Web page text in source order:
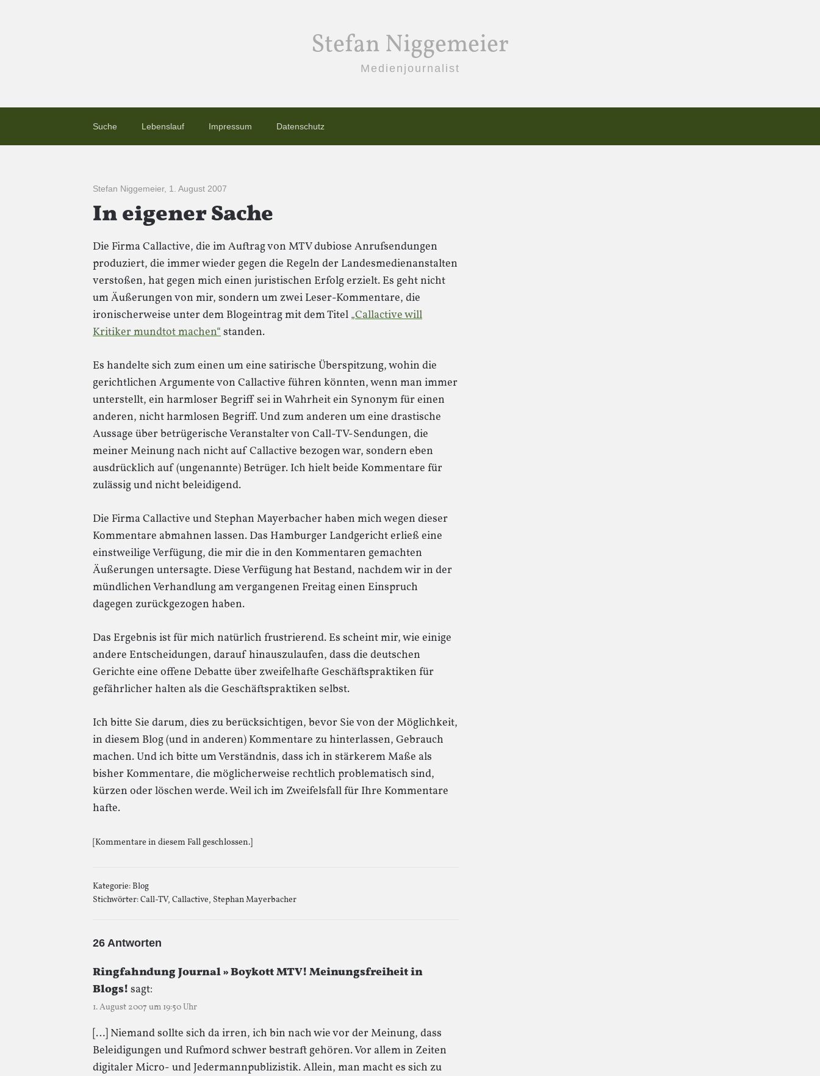
Stefan Niggemeier
Medienjournalist
Suche Lebenslauf Impressum Datenschutz
Stefan Niggemeier, 1. August 2007
In eigener Sache
Die Firma Callactive, die im Auftrag von MTV dubiose Anrufsendungen
produziert, die immer wieder gegen die Regeln der Landesmedienanstalten
verstoßen, hat gegen mich einen juristischen Erfolg erzielt. Es geht nicht
um Äußerungen von mir, sondern um zwei Leser-Kommentare, die
ironischerweise unter dem Blogeintrag mit dem Titel „Callactive will
Kritiker mundtot machen“standen.
Es handelte sich zum einen um eine satirische Überspitzung, wohin die
gerichtlichen Argumente von Callactive führen könnten, wenn man immer
unterstellt, ein harmloser Begriff sei in Wahrheit ein Synonym für einen
anderen, nicht harmlosen Begriff. Und zum anderen um eine drastische
Aussage über betrügerische Veranstalter von Call-TV-Sendungen, die
meiner Meinung nach nicht auf Callactive bezogen war, sondern eben
ausdrücklich auf (ungenannte) Betrüger. Ich hielt beide Kommentare für
zulässig und nicht beleidigend.
Die Firma Callactive und Stephan Mayerbacher haben mich wegen dieser
Kommentare abmahnen lassen. Das Hamburger Landgericht erließ eine
einstweilige Verfügung, die mir die in den Kommentaren gemachten
Äußerungen untersagte. Diese Verfügung hat Bestand, nachdem wir in der
mündlichen Verhandlung am vergangenen Freitag einen Einspruch
dagegen zurückgezogen haben.
Das Ergebnis ist für mich natürlich frustrierend. Es scheint mir, wie einige
andere Entscheidungen, darauf hinauszulaufen, dass die deutschen
Gerichte eine offene Debatte über zweifelhafte Geschäftspraktiken für
gefährlicher halten als die Geschäftspraktiken selbst.
Ich bitte Sie darum, dies zu berücksichtigen, bevor Sie von der Möglichkeit,
in diesem Blog (und in anderen) Kommentare zu hinterlassen, Gebrauch
machen. Und ich bitte um Verständnis, dass ich in stärkerem Maße als
bisher Kommentare, die möglicherweise rechtlich problematisch sind,
kürzen oder löschen werde. Weil ich im Zweifelsfall für Ihre Kommentare
hafte.
[Kommentare in diesem Fall geschlossen.]
Kategorie:Blog
Stichwörter:Call-TV, Callactive, Stephan Mayerbacher
26 Antworten
Ringfahndung Journal » Boykott MTV! Meinungsfreiheit in
Blogs! sagt:
1. August 2007 um 19:50 Uhr
[…] Niemand sollte sich da irren, ich bin nach wie vor der Meinung, dass
Beleidigungen und Rufmord schwer bestraft gehören. Vor allem in Zeiten
digitaler Micro- und Jedermannpublizistik. Allein, man macht es sich zu